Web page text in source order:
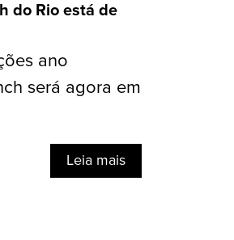
do Rio está de
ano
será agora em
Leia mais